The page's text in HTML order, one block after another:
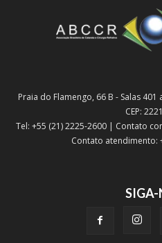
Praia do Flamengo, 66 B - Salas 401
CEP:
Tel: +55 (21) 2225-2600 | Contato
Contato atendimento:
SIGA-